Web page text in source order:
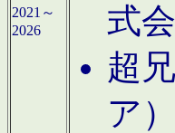
2021～
2026
式
超
ア）